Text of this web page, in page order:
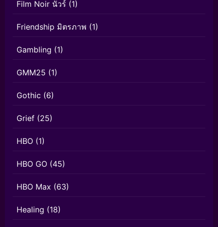
Film Noir นัวร์ (1)
Friendship มิตรภาพ (1)
Gambling (1)
GMM25 (1)
Gothic (6)
Grief (25)
HBO (1)
HBO GO (45)
HBO Max (63)
Healing (18)